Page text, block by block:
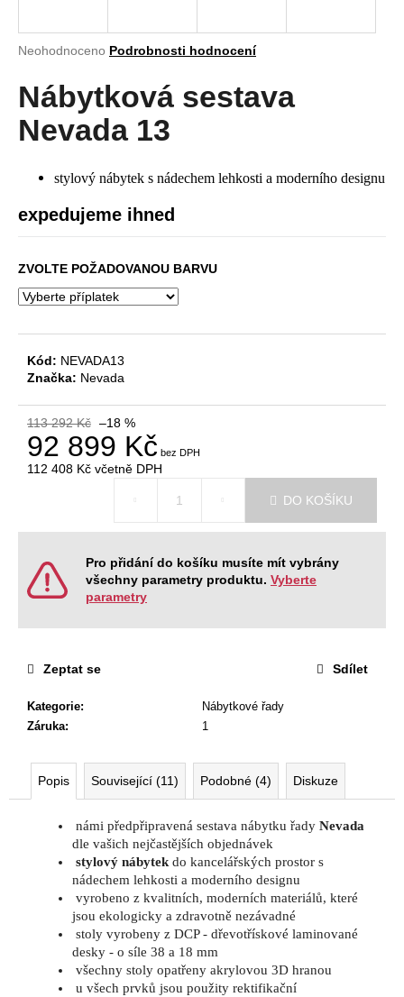
Průměrné
produktu
je
0,0
Neohodnoceno Podrobnosti hodnocení
Nábytková sestava
Nevada 13
stylový nábytek s nádechem lehkosti a moderního designu
expedujeme ihned
ZVOLTE POŽADOVANOU BARVU
Kód: NEVADA13
Značka: Nevada
113 292 Kč –18 %
92 899 Kč
112 408 Kč včetně DPH
DO KOŠÍKU
Pro přidání do košíku musíte mít vybrány
všechny parametry produktu. Vyberte
parametry
Kategorie:
Nábytkové řady
Záruka: 1
Zeptat se Sdílet
Popis Související (11) Podobné (4) Diskuze
námi předpřipravená sestava nábytku řady Nevada
dle vašich nejčastějších objednávek
stylový nábytekdo kancelářských prostor s
nádechem lehkosti a moderního designu
vyrobeno z kvalitních, moderních materiálů, které
jsou ekologicky a zdravotně nezávadné
stoly vyrobeny z DCP - dřevotřískové laminované
desky - o síle 38 a 18 mm
všechny stoly opatřeny akrylovou 3D hranou
u všech prvků jsou použity rektifikační
j
t
?
HLEDAT
D
o
u
č
u
RECEPCE
WAVE
26
Kč